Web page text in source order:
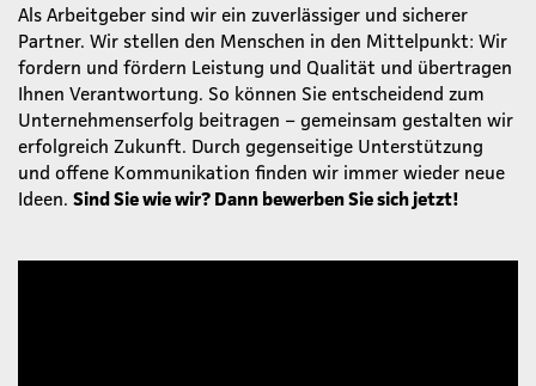
Als Arbeitgeber sind wir ein zuverlässiger und sicherer
Partner. Wir stellen den Menschen in den Mittelpunkt: Wir
fordern und fördern Leistung und Qualität und übertragen
Ihnen Verantwortung. So können Sie entscheidend zum
Unternehmenserfolg beitragen – gemeinsam gestalten wir
erfolgreich Zukunft. Durch gegenseitige Unterstützung
und offene Kommunikation finden wir immer wieder neue
Ideen. Sind Sie wie wir? Dann bewerben Sie sich jetzt!